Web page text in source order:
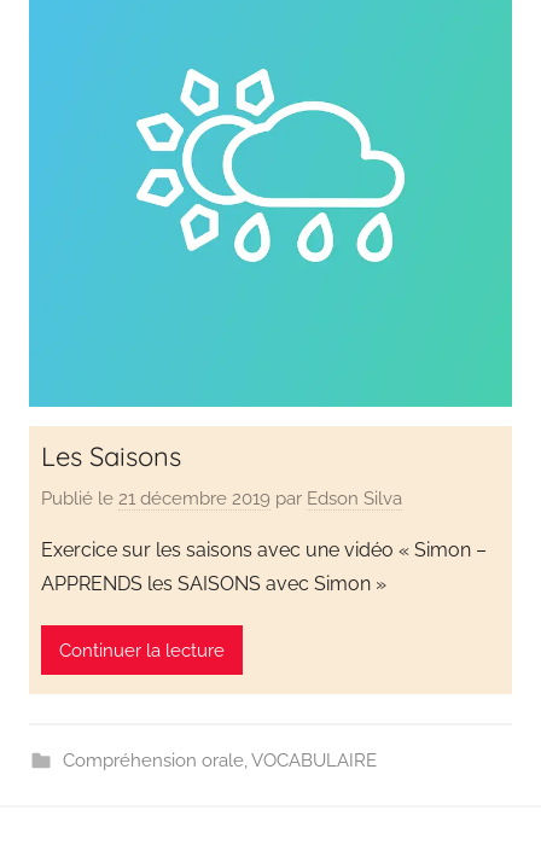
Les Saisons
Publié le 21 décembre 2019 par Edson Silva
Exercice sur les saisons avec une vidéo « Simon –
APPRENDS les SAISONS avec Simon »
Continuer la lecture
Compréhension orale,VOCABULAIRE